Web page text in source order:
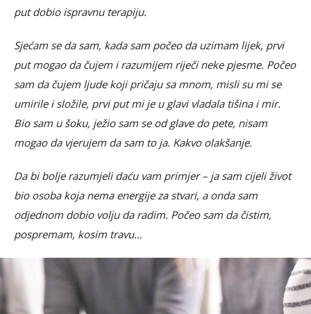
put dobio ispravnu terapiju.
Sjećam se da sam, kada sam počeo da uzimam lijek, prvi
put mogao da čujem i razumijem riječi neke pjesme. Počeo
sam da čujem ljude koji pričaju sa mnom, misli su mi se
umirile i složile, prvi put mi je u glavi vladala tišina i mir.
Bio sam u šoku, ježio sam se od glave do pete, nisam
mogao da vjerujem da sam to ja. Kakvo olakšanje.
Da bi bolje razumjeli daću vam primjer – ja sam cijeli život
bio osoba koja nema energije za stvari, a onda sam
odjednom dobio volju da radim. Počeo sam da čistim,
pospremam, kosim travu…